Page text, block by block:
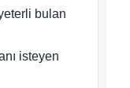
bulan
isteyen